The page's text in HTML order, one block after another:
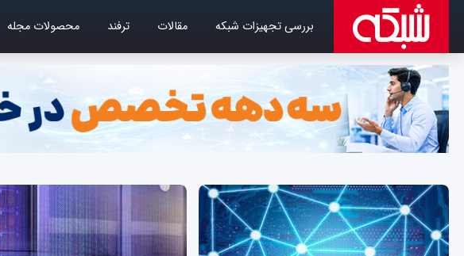
بررسی تجهیزات شبکه مقالات ترفند محصولات مجله